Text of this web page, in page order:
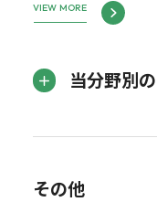
VIEW MORE
当分野別
その他